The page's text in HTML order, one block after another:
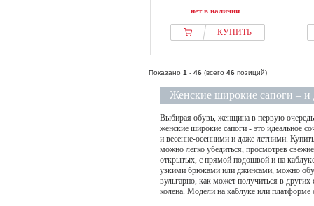
нет в наличии
КУПИТЬ
Показано 1 - 46 (всего 46 позиций)
Женские широкие сапоги – и
Выбирая обувь, женщина в первую
женские широкие сапоги - это идеальное
и весенне-осенними и даже летними.
можно легко убедиться, просмотрев
открытых, с прямой подошвой и на
узкими брюками или джинсами, можно
вульгарно, как может получиться в
колена. Модели на каблуке или